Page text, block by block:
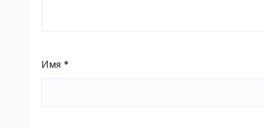
Имя *